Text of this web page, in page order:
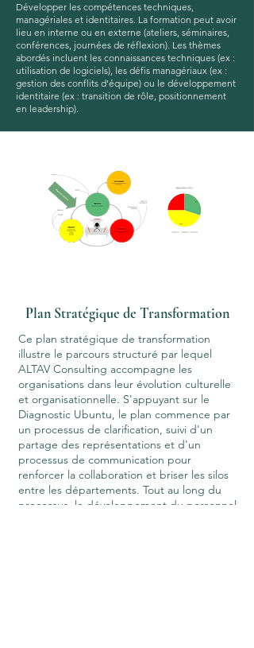
Développer les compétences techniques,
managériales et identitaires. La formation peut avoir
lieu en interne ou en externe (ateliers, séminaires,
conférences, journées de réflexion). Les thèmes
abordés incluent les connaissances techniques (ex :
utilisation de logiciels), les défis managériaux (ex :
gestion des conflits d'équipe) ou le développement
identitaire (ex : transition de rôle, positionnement
en leadership).
Plan Stratégique de Transformation
Ce plan stratégique de transformation
illustre le parcours structuré par lequel
ALTAV Consulting accompagne les
organisations dans leur évolution culturelle
et organisationnelle. S'appuyant sur le
Diagnostic Ubuntu, le plan commence par
un processus de clarification, suivi d'un
partage des représentations et d'un
processus de communication pour
renforcer la collaboration et briser les silos
entre les départements. Tout au long du
processus, le développement du personnel